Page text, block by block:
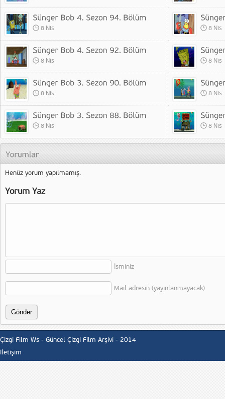
8 Nis 8 Nis
8 Nis 8 Nis
8 Nis 8 Nis
8 Nis 8 Nis
Henüz yorum yapılmamış.
Yorum Yaz
İsminiz
Mail adresin (yayınlanmayacak)
Çizgi Film Ws - Güncel Çizgi Film Arşivi - 2014
İletişim